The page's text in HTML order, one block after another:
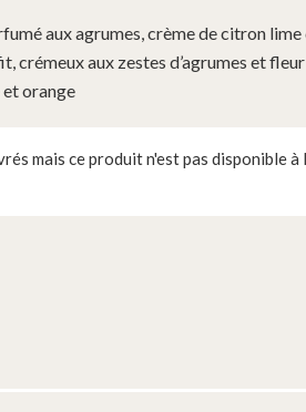
aux agrumes, crème de citron
crémeux aux zestes d’agrumes et fleur
orange
mais ce produit n'est pas disponible à